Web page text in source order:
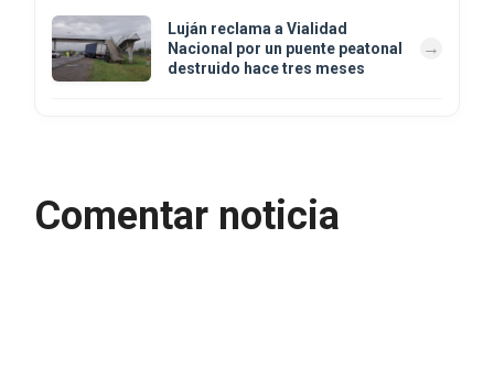
Luján reclama a Vialidad
Nacional por un puente peatonal
destruido hace tres meses
Comentar noticia